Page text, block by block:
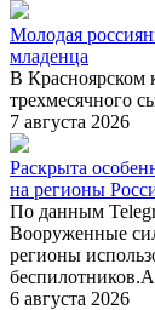
Молодая
младенца
В Красноярском
трехмесячного
7 августа 2026
Раскрыта
на регионы
По данным
Вооруженные
регионы
6 августа 2026